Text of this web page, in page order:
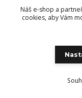
KONTAKTY
+420
(Po-Pá,
Náš e-shop a
cookies, aby Vám